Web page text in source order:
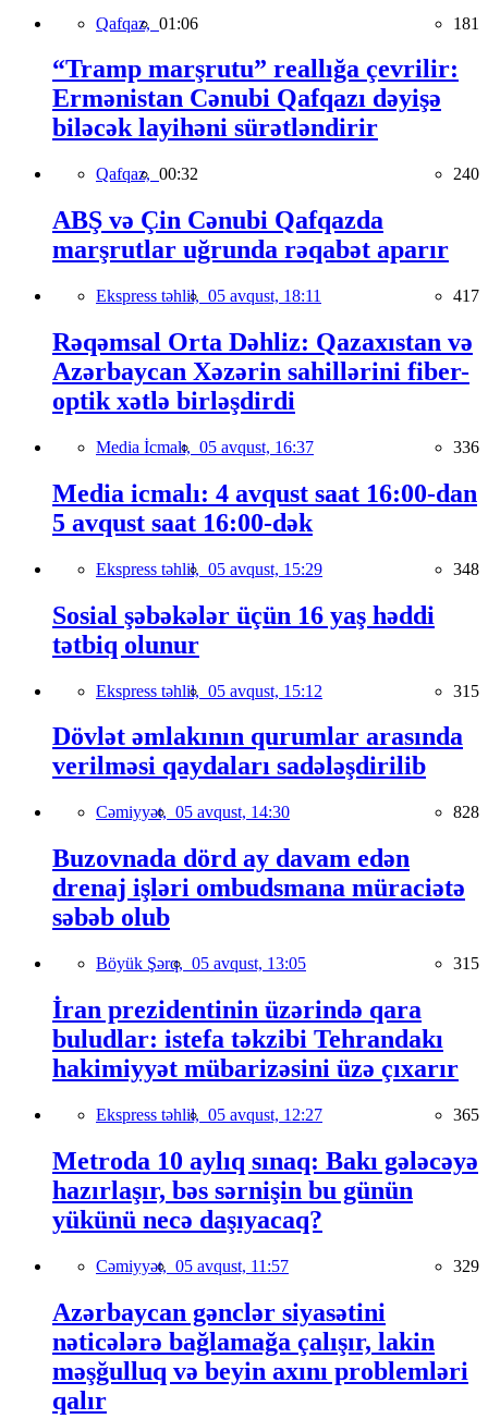
Qafqaz, 01:06 181
“Tramp marşrutu” reallığa çevrilir:
Ermənistan Cənubi Qafqazı dəyişə
biləcək layihəni sürətləndirir
Qafqaz, 00:32 240
ABŞ və Çin Cənubi Qafqazda
marşrutlar uğrunda rəqabət aparır
Ekspress təhlil, 05 avqust, 18:11 417
Rəqəmsal Orta Dəhliz: Qazaxıstan və
Azərbaycan Xəzərin sahillərini fiber-
optik xətlə birləşdirdi
Media İcmalı, 05 avqust, 16:37 336
Media icmalı: 4 avqust saat 16:00-dan
5 avqust saat 16:00-dək
Ekspress təhlil, 05 avqust, 15:29 348
Sosial şəbəkələr üçün 16 yaş həddi
tətbiq olunur
Ekspress təhlil, 05 avqust, 15:12 315
Dövlət əmlakının qurumlar arasında
verilməsi qaydaları sadələşdirilib
Cəmiyyət, 05 avqust, 14:30 828
Buzovnada dörd ay davam edən
drenaj işləri ombudsmana müraciətə
səbəb olub
Böyük Şərq, 05 avqust, 13:05 315
İran prezidentinin üzərində qara
buludlar: istefa təkzibi Tehrandakı
hakimiyyət mübarizəsini üzə çıxarır
Ekspress təhlil, 05 avqust, 12:27 365
Metroda 10 aylıq sınaq: Bakı gələcəyə
hazırlaşır, bəs sərnişin bu günün
yükünü necə daşıyacaq?
Cəmiyyət, 05 avqust, 11:57 329
Azərbaycan gənclər siyasətini
nəticələrə bağlamağa çalışır, lakin
məşğulluq və beyin axını problemləri
qalır